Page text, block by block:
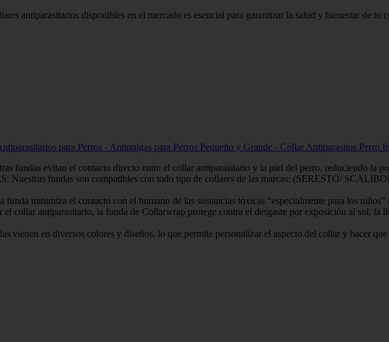
antiparasitarios disponibles en el mercado es esencial para garantizar la salud y bienestar de tu
para Perros - Antipulgas para Perros Pequeño y Grande - Collar Antiparasitos Perro
evitan el contacto directo entre el collar antiparasitario y la piel del perro, reduciendo la
fundas son compatibles con todo tipo de collares de las marcas: (SERESTO/
minimiza el contacto con el humano de las sustancias tóxicas “especialmente para los niños”
antiparasitario, la funda de Collarwrap protege contra el desgaste por exposición al sol, la
en diversos colores y diseños, lo que permite personalizar el aspecto del collar y hacer que